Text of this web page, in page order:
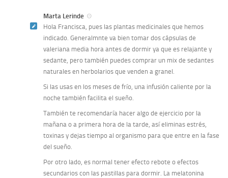
Marta Lerinde
Hola Francisca, pues las plantas medicinales que hemos
indicado. Generalmnte va bien tomar dos cápsulas de
valeriana media hora antes de dormir ya que es relajante y
sedante, pero también puedes comprar un mix de sedantes
naturales en herbolarios que venden a granel.
Si las usas en los meses de frío, una infusión caliente por la
noche también facilita el sueño.
También te recomendaría hacer algo de ejercicio por la
mañana o a primera hora de la tarde, así eliminas estrés,
toxinas y dejas tiempo al organismo para que entre en la fase
del sueño.
Por otro lado, es normal tener efecto rebote o efectos
secundarios con las pastillas para dormir. La melatonina